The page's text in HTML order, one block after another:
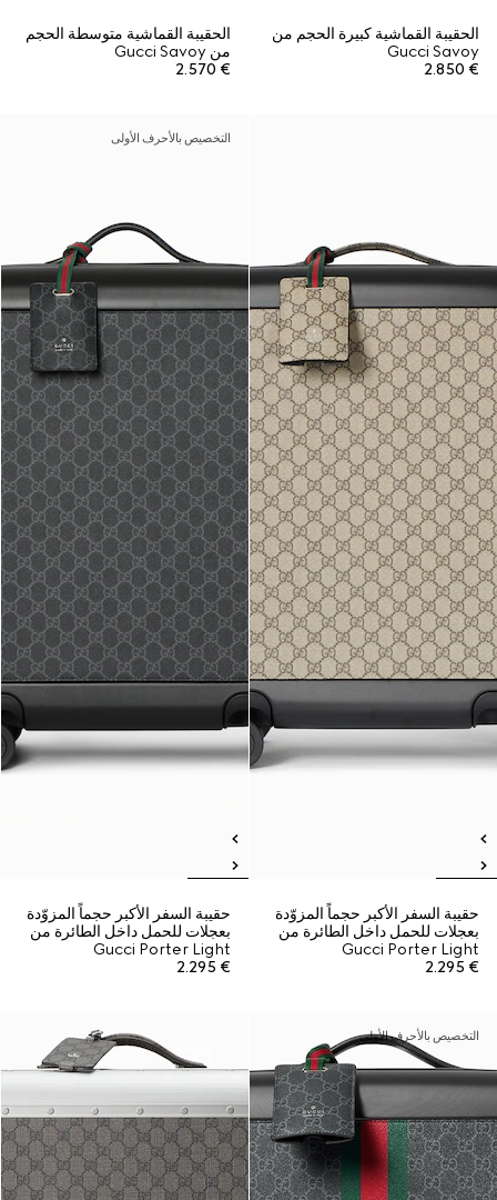
الحقيبة القماشية كبيرة الحجم من
Gucci Savoy
€ 2.850
الحقيبة القماشية متوسطة الحجم
من Gucci Savoy
€ 2.570
حقيبة السفر الأكبر حجماً المزوّدة
بعجلات للحمل داخل الطائرة من
Gucci Porter Light
€ 2.295
التخصيص بالأحرف الأولى
حقيبة السفر الأكبر حجماً المزوّدة
بعجلات للحمل داخل الطائرة من
Gucci Porter Light
€ 2.295
التخصيص بالأحرف الأولى